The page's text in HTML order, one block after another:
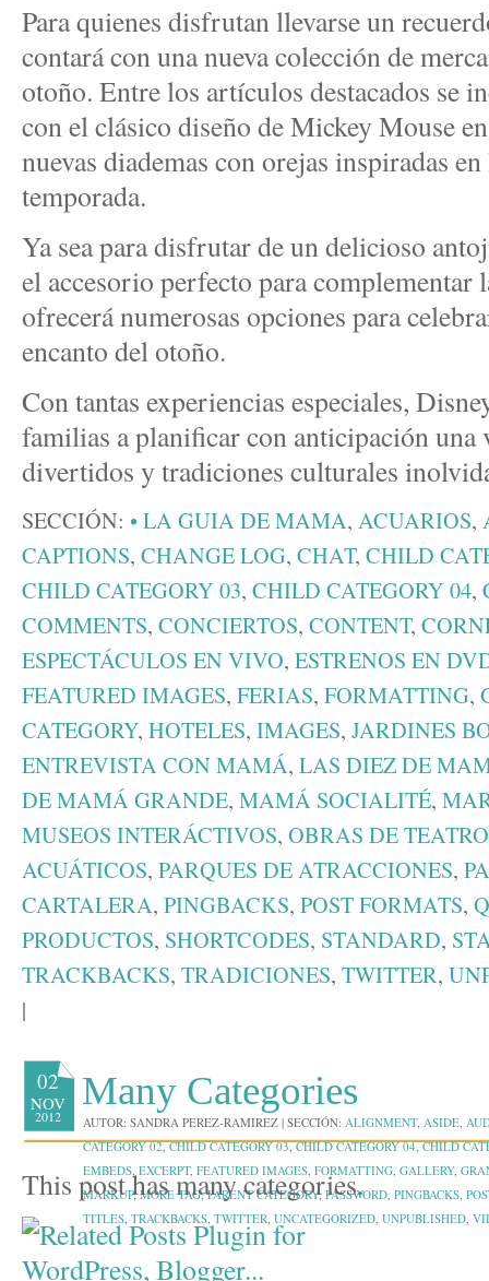
Para quienes disfrutan llevarse un
contará con una nueva colección de
otoño. Entre los artículos destacados se
con el clásico diseño de Mickey Mouse
nuevas diademas con orejas inspiradas
temporada.
Ya sea para disfrutar de un delicioso
el accesorio perfecto para
ofrecerá numerosas opciones para
encanto del otoño.
Con tantas experiencias especiales,
familias a planificar con anticipación una
divertidos y tradiciones culturales
SECCIÓN: • LA GUIA DE MAMA, ACUARIOS,
CAPTIONS, CHANGE LOG, CHAT, CHILD
CHILD CATEGORY 03, CHILD CATEGORY 04,
COMMENTS, CONCIERTOS, CONTENT,
ESPECTÁCULOS EN VIVO, ESTRENOS EN
FEATURED IMAGES, FERIAS, FORMATTING,
CATEGORY, HOTELES, IMAGES, JARDINES
ENTREVISTA CON MAMÁ, LAS DIEZ DE
DE MAMÁ GRANDE, MAMÁ SOCIALITÉ,
MUSEOS INTERÁCTIVOS, OBRAS DE TEATRO
ACUÁTICOS, PARQUES DE ATRACCIONES,
CARTALERA, PINGBACKS, POST FORMATS,
PRODUCTOS, SHORTCODES, STANDARD,
TRACKBACKS, TRADICIONES, TWITTER,
|
02
NOV
2012
Many Categories
AUTOR: SANDRA PEREZ-RAMIREZ | SECCIÓN: ALIGNMENT, ASIDE
CATEGORY 02,CHILD CATEGORY 03,CHILD CATEGORY 04,CHILD
EMBEDS EXCERPT, FEATURED IMAGES FORMATTING GALLERY,
MARKUP,MORE TAG,PARENT CATEGORY, PASSWORD PINGBACKS
TITLES TRACKBACKS TWITTER UNCATEGORIZED UNPUBLISHED
This post has many categories.